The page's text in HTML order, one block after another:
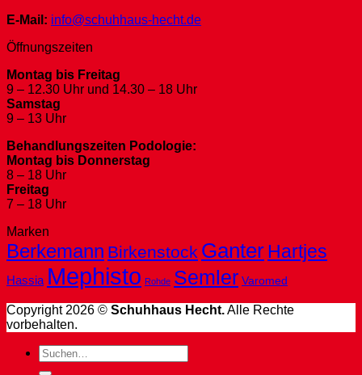
E-Mail: info@schuhhaus-hecht.de
Öffnungszeiten
Montag bis Freitag
9 – 12.30 Uhr und 14.30 – 18 Uhr
Samstag
9 – 13 Uhr
Behandlungszeiten Podologie:
Montag bis Donnerstag
8 – 18 Uhr
Freitag
7 – 18 Uhr
Marken
Berkemann Birkenstock GanterHartjes
Hassia Mephisto Rohde Semler Varomed
Copyright 2026 © Schuhhaus Hecht.Alle Rechte
vorbehalten.
Suche
nach: